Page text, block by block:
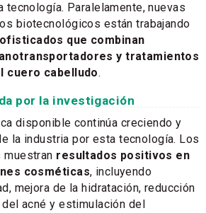
tecnología. Paralelamente, nuevas
biotecnológicos están trabajando
que combinan
y tratamientos
cuero cabelludo.
por la investigación
disponible continúa creciendo y
la industria por esta tecnología. Los
resultados positivos en
cosméticas, incluyendo
mejora de la hidratación, reducción
acné y estimulación del